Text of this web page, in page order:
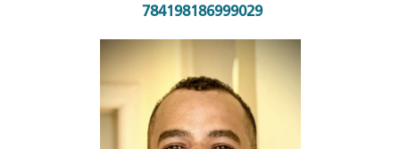
784198186999029